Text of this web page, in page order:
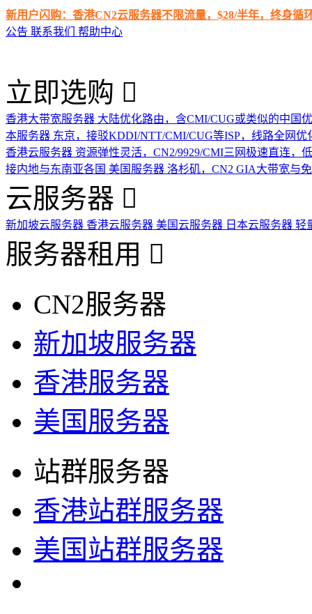
新用户闪购：香港CN2云服务器不限流量，$28/半年，终身循
公告 联系我们 帮助中心
立即选购
香港大带宽服务器 大陆优化路由，含CMI/CUG或类似的中国
本服务器 东京，接驳KDDI/NTT/CMI/CUG等ISP，线路全网优
香港云服务器 资源弹性灵活，CN2/9929/CMI三网极速直连，
接内地与东南亚各国 美国服务器 洛杉矶，CN2 GIA大带宽与
云服务器
新加坡云服务器 香港云服务器 美国云服务器 日本云服务器 轻
服务器租用
CN2服务器
新加坡服务器
香港服务器
美国服务器
站群服务器
香港站群服务器
美国站群服务器